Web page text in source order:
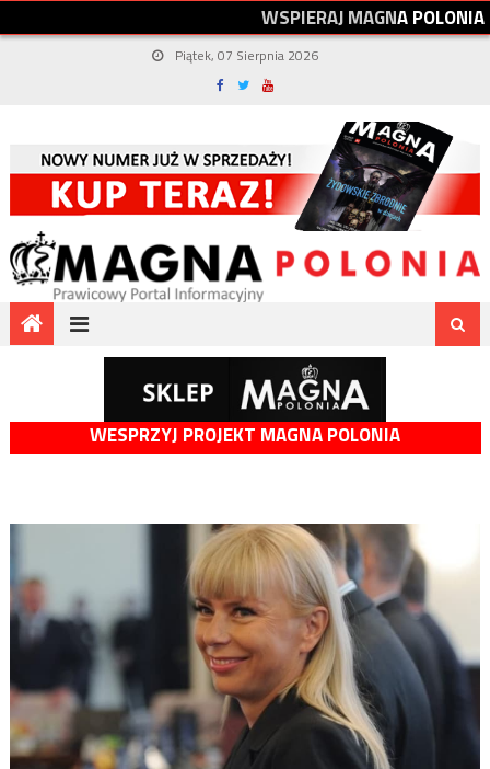
WSPIERAJMAGNAPOLONIA
Piątek, 07 Sierpnia 2026
WESPRZYJ PROJEKT MAGNA POLONIA